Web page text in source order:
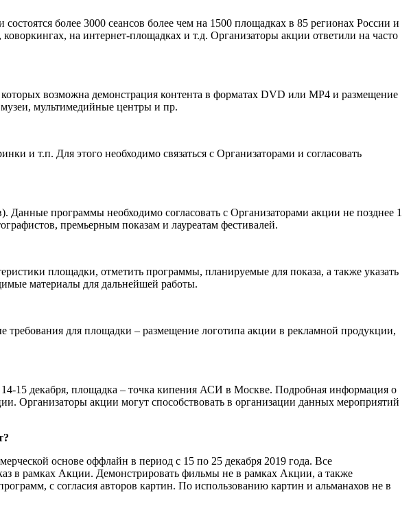
более 3000 сеансов более чем на 1500 площадках в 85 регионах России и
на интернет-площадках и т.д. Организаторы акции ответили на часто
возможна демонстрация контента в форматах DVD или MP4 и размещение
мультимедийные центры и пр.
и т.п. Для этого необходимо связаться с Организаторами и согласовать
программы необходимо согласовать с Организаторами акции не позднее 1
премьерным показам и лауреатам фестивалей.
площадки, отметить программы, планируемые для показа, а также указать
материалы для дальнейшей работы.
требования для площадки – размещение логотипа акции в рекламной продукции,
15 декабря, площадка – точка кипения АСИ в Москве. Подробная информация о
Организаторы акции могут способствовать в организации данных мероприятий
основе оффлайн в период с 15 по 25 декабря 2019 года. Все
в рамках Акции. Демонстрировать фильмы не в рамках Акции, а также
с согласия авторов картин. По использованию картин и альманахов не в